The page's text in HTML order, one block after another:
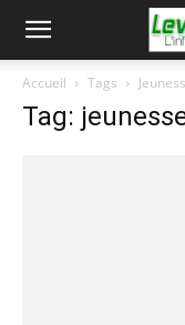
Accueil Tags
Tag: